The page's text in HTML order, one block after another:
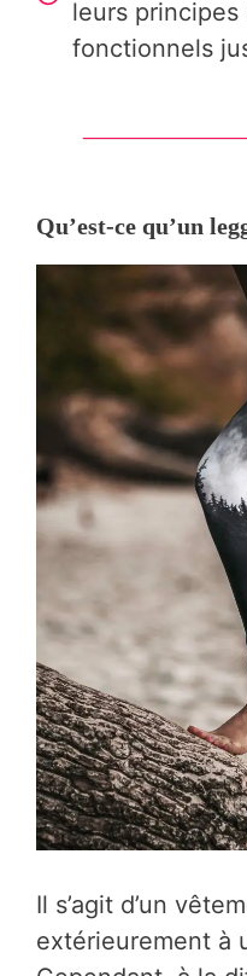
leurs
fonctionnels
Qu’est-ce qu’un
Il s’agit d’un
extérieurement à